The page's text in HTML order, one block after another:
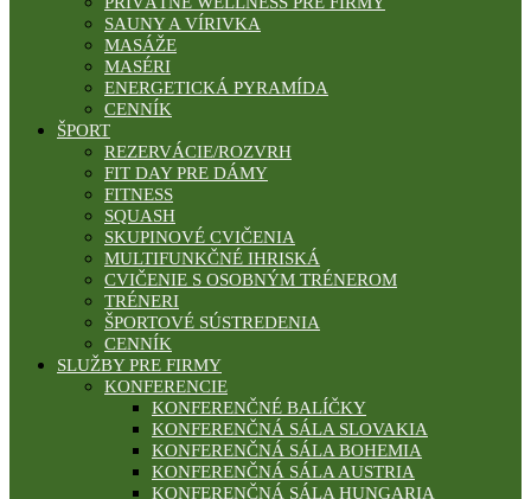
SAUNY A VÍRIVKA
MASÁŽE
MASÉRI
ENERGETICKÁ PYRAMÍDA
CENNÍK
ŠPORT
REZERVÁCIE/ROZVRH
FIT DAY PRE DÁMY
FITNESS
SQUASH
SKUPINOVÉ CVIČENIA
MULTIFUNKČNÉ IHRISKÁ
CVIČENIE S OSOBNÝM TRÉNEROM
TRÉNERI
ŠPORTOVÉ SÚSTREDENIA
CENNÍK
SLUŽBY PRE FIRMY
KONFERENCIE
KONFERENČNÉ BALÍČKY
KONFERENČNÁ SÁLA SLOVAKIA
KONFERENČNÁ SÁLA BOHEMIA
KONFERENČNÁ SÁLA AUSTRIA
KONFERENČNÁ SÁLA HUNGARIA